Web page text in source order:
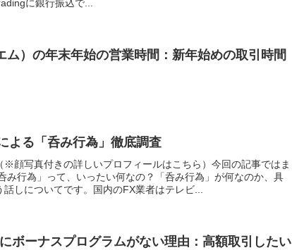
に銀行振込で...
）の年末年始の営業時間：新年始めの取引時間
よる「呑み行為」徹底調査
※顔写真付きの詳しいプロフィールはこちら）今回の記事ではま
み行為」って、いったい何なの？「呑み行為」が何なのか、具
しについてです。国内のFX業者はテレビ...
ボーナスプログラムがない理由：高額取引したい